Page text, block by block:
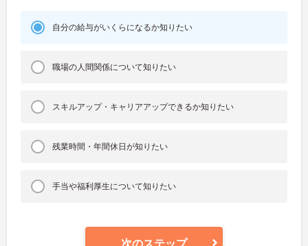
自分の給与がいくらになるか知りたい
職場の人間関係について知りたい
スキルアップ・キャリアアップできるか知りたい
残業時間・年間休日が知りたい
手当や福利厚生について知りたい
次のステップ